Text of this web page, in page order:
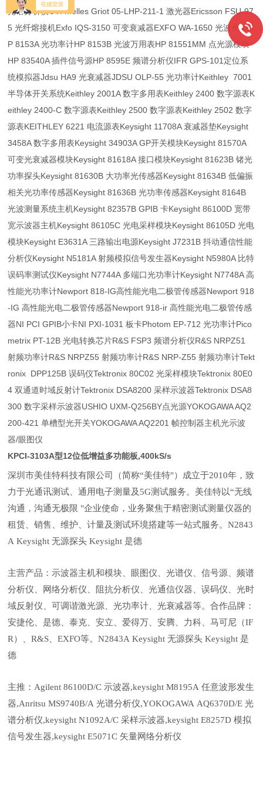
光谱分析仪CVI Melles Griot 05-LHP-211-1 激光器Ericsson FSU-97
5 光纤熔接机Exfo IQS-3150 可变衰减器EXFO WA-1650 光波长计H
P 8153A 光功率计HP 8153B 光波万用表HP 81551MM 点光源模块
HP 83540A 插件信号源HP 8595E 频谱分析仪IFR GPS-101定位系
统模拟器Jdsu HA9 光衰减器JDSU OLP-55 光功率计Keithley 7001
半导体开关系统Keithley 2001A 数字多用表Keithley 2400 数字源表K
eithley 2400-C 数字源表Keithley 2500 数字源表Keithley 2502 数字
源表KEITHLEY 6221 电流源表Keysight 11708A 衰减器垫Keysight
3458A 数字多用表Keysight 34903A GP开关模块Keysight 81570A
可变光衰减器模块Keysight 81618A 接口模块Keysight 81623B 锗光
功率探头Keysight 81630B 大功率光传感器Keysight 81634B 低偏振
相关光功率传感器Keysight 81636B 光功率传感器Keysight 8164B
光波测量系统主机Keysight 82357B GPIB 卡Keysight 86100D 宽带
宽示波器主机Keysight 86105C 光电采样模块Keysight 86105D 光电
模块Keysight E3631A 三路输出电源Keysight J7231B 抖动通信性能
分析仪Keysight N5181A 射频模拟信号发生器Keysight N5980A 比特
误码率测试仪Keysight N7744A 多端口光功率计Keysight N7748A 高
性能光功率计Newport 818-IG高性能光电二极管传感器Newport 918
-IG 高性能光电二极管传感器Newport 918-ir 高性能光电二极管传感
器NI PCI GPIB小卡NI PXI-1031 板卡Photom EP-712 光功率计Pico
metrix PT-12B 光电转换芯片R&S FSP3 频谱分析仪R&S NRPZ51
射频功率计R&S NRPZ55 射频功率计R&S NRP-Z55 射频功率计Tekt
ronix DPP125B 误码仪Tektronix 80C02 光采样模块Tektronix 80E0
4 双通道时域反射计Tektronix DSA8200 采样示波器Tektronix DSA8
300 数字采样示波器USHIO UXM-Q256BY点光源YOKOGAWA AQ2
200-421 单槽型光开关YOKOGAWA AQ2201 帧控制器主机光示波
器/眼图仪
KPCI-3103A型12位低增益多功能板,400kS/s
深圳市美佳特科技有限公司（简称“美佳特"）成立于2010年，致
力于光通讯测试、通用电子测量及5G测试服务。美佳特以“无线
沟通，沟通无极限 "企业使命，业务聚焦于精密测试测量仪器的
租赁、销售、维护、计量及测试环境搭建等一站式服务。N2843
A Keysight 无源探头 Keysight 是德
主营产品：示波器主机和模块、眼图仪、光谱仪、信号源、频谱
分析仪、网络分析仪、阻抗分析仪、光通信仪器、误码仪、光时
域反射仪、可调谐激光源、光功率计、光衰减器等。合作品牌：
安捷伦、是德、泰克、安立、爱得万、安腾、力科、马可尼（IF
R）、R&S、EXFO等。N2843A Keysight 无源探头 Keysight 是
德
主推：Agilent 86100D/C 示波器,keysight M8195A 任意波形发生
器,Anritsu MS9740B/A 光谱分析仪,YOKOGAWA AQ6370D/E 光
谱分析仪,keysight N1092A/C 采样示波器,keysight E8257D 模拟
信号发生器,keysight E5071C 矢量网络分析仪